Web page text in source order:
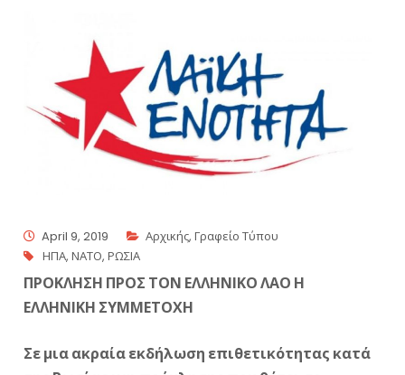
April 9, 2019 Αρχικής,Γραφείο Τύπου
ΗΠΑ,ΝΑΤΟ,ΡΩΣΙΑ
ΠΡΟΚΛΗΣΗ ΠΡΟΣ ΤΟΝ ΕΛΛΗΝΙΚΟ ΛΑΟ Η
ΕΛΛΗΝΙΚΗ ΣΥΜΜΕΤΟΧΗ
Σε μια ακραία εκδήλωση επιθετικότητας κατά